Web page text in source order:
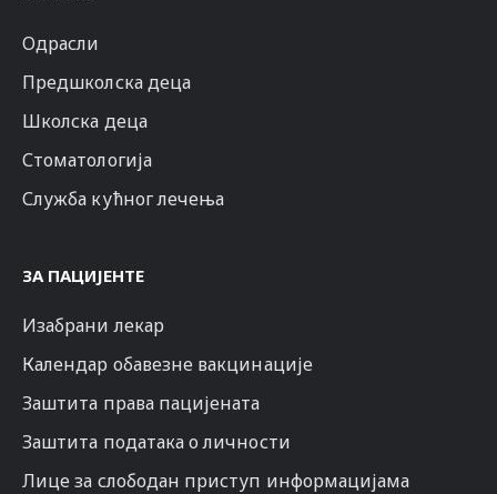
Одрасли
Предшколска деца
Школска деца
Стоматологија
Служба кућног лечења
ЗА ПАЦИЈЕНТЕ
Изабрани лекар
Календар обавезне вакцинације
Заштита права пацијената
Заштита података о личности
Лице за слободан приступ информацијама